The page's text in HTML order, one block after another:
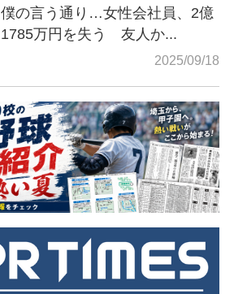
僕の言う通り…女性会社員、2億
1785万円を失う 友人か...
2025/09/18